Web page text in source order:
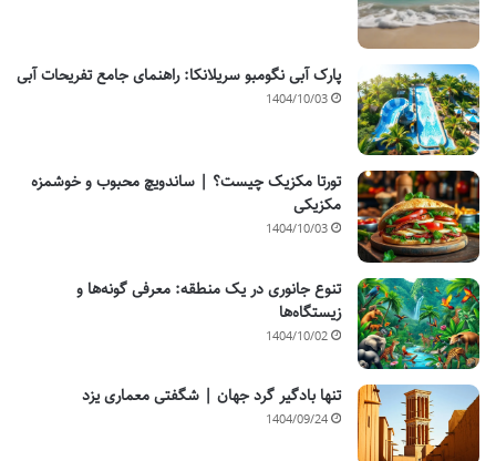
پارک آبی نگومبو سریلانکا: راهنمای جامع تفریحات آبی
1404/10/03
تورتا مکزیک چیست؟ | ساندویچ محبوب و خوشمزه
مکزیکی
1404/10/03
تنوع جانوری در یک منطقه: معرفی گونه‌ها و
زیستگاه‌ها
1404/10/02
تنها بادگیر گرد جهان | شگفتی معماری یزد
1404/09/24